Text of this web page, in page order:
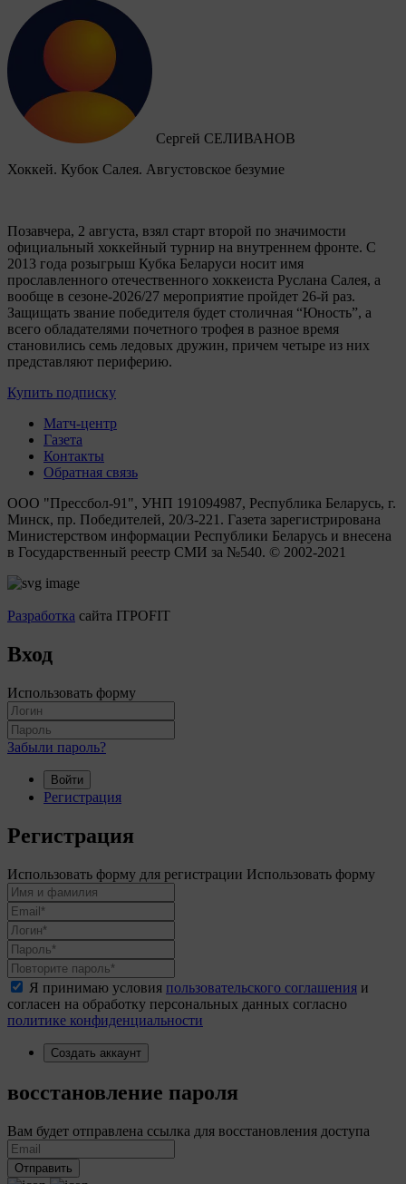
Сергей СЕЛИВАНОВ
Хоккей. Кубок Салея. Августовское безумие
Позавчера, 2 августа, взял старт второй по значимости
официальный хоккейный турнир на внутреннем фронте. C
2013 года розыгрыш Кубка Беларуси носит имя
прославленного отечественного хоккеиста Руслана Салея, а
вообще в сезоне-2026/27 мероприятие пройдет 26-й раз.
Защищать звание победителя будет столичная “Юность”, а
всего обладателями почетного трофея в разное время
становились семь ледовых дружин, причем четыре из них
представляют периферию.
Купить подписку
Матч-центр
Газета
Контакты
Обратная связь
ООО "Прессбол-91", УНП 191094987, Республика Беларусь, г.
Минск, пр. Победителей, 20/3-221. Газета зарегистрирована
Министерством информации Республики Беларусь и внесена
в Государственный реестр СМИ за №540. © 2002-2021
Разработка сайта ITPOFIT
Вход
Использовать форму
Забыли пароль?
Войти
Регистрация
Регистрация
Использовать форму для регистрации Использовать форму
Я принимаю условия пользовательского соглашения и
согласен на обработку персональных данных согласно
политике конфиденциальности
Создать аккаунт
восстановление пароля
Вам будет отправлена ссылка для восстановления доступа
Отправить